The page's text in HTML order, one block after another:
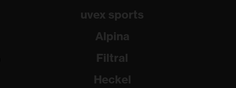
uvex sports
Alpina
Filtral
Heckel